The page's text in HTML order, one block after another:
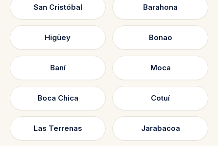
San Cristóbal Barahona
Higüey Bonao
Baní Moca
Boca Chica Cotuí
Las Terrenas Jarabacoa